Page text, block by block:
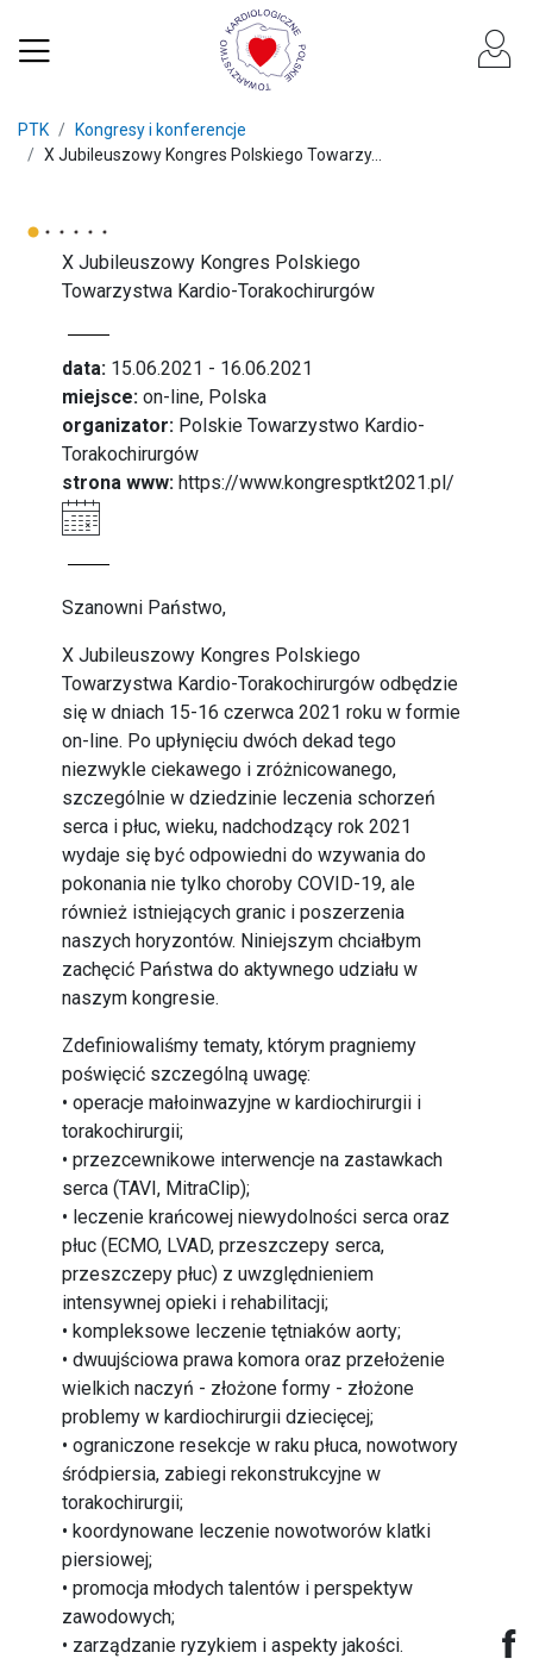
PTK
Kongresy i konferencje
X Jubileuszowy Kongres Polskiego Towarzy...
X Jubileuszowy Kongres Polskiego
Towarzystwa Kardio-Torakochirurgów
data: 15.06.2021 - 16.06.2021
miejsce: on-line, Polska
organizator: Polskie Towarzystwo Kardio-
Torakochirurgów
strona www: https://www.kongresptkt2021.pl/
Szanowni Państwo,
X Jubileuszowy Kongres Polskiego
Towarzystwa Kardio-Torakochirurgów odbędzie
się w dniach 15-16 czerwca 2021 roku w formie
on-line. Po upłynięciu dwóch dekad tego
niezwykle ciekawego i zróżnicowanego,
szczególnie w dziedzinie leczenia schorzeń
serca i płuc, wieku, nadchodzący rok 2021
wydaje się być odpowiedni do wzywania do
pokonania nie tylko choroby COVID-19, ale
również istniejących granic i poszerzenia
naszych horyzontów. Niniejszym chciałbym
zachęcić Państwa do aktywnego udziału w
naszym kongresie.
Zdefiniowaliśmy tematy, którym pragniemy
poświęcić szczególną uwagę:
• operacje małoinwazyjne w kardiochirurgii i
torakochirurgii;
• przezcewnikowe interwencje na zastawkach
serca (TAVI, MitraClip);
• leczenie krańcowej niewydolności serca oraz
płuc (ECMO, LVAD, przeszczepy serca,
przeszczepy płuc) z uwzględnieniem
intensywnej opieki i rehabilitacji;
• kompleksowe leczenie tętniaków aorty;
• dwuujściowa prawa komora oraz przełożenie
wielkich naczyń - złożone formy - złożone
problemy w kardiochirurgii dziecięcej;
• ograniczone resekcje w raku płuca, nowotwory
śródpiersia, zabiegi rekonstrukcyjne w
torakochirurgii;
• koordynowane leczenie nowotworów klatki
piersiowej;
• promocja młodych talentów i perspektyw
zawodowych;
• zarządzanie ryzykiem i aspekty jakości.